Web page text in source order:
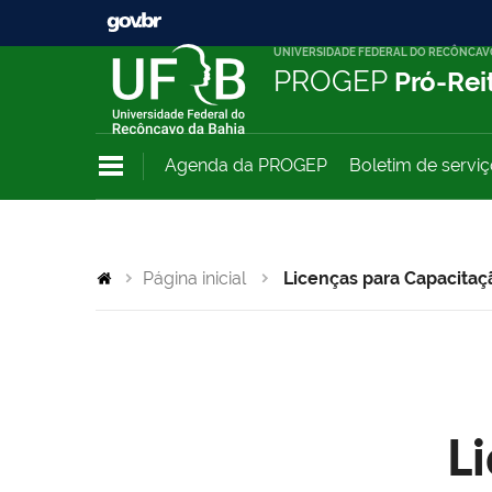
UNIVERSIDADE FEDERAL DO
PROGEP Pró-
Agenda da PROGEP Boletim de
Página inicial Licenças para